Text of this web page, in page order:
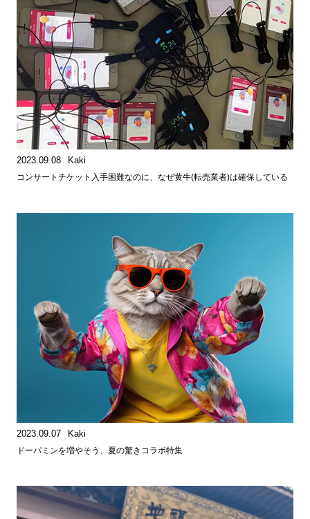
2023.09.08 Kaki
コンサートチケット入手困難なのに、なぜ黄牛(転売業者)は確保している
のか
2023.09.07 Kaki
ドーパミンを増やそう、夏の驚きコラボ特集